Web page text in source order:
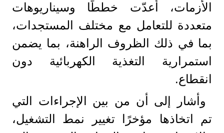
الأزمات، أعدّت خططًا وسيناريوهات
متعددة للتعامل مع مختلف المستجدات،
بما في ذلك الظروف الراهنة، بما يضمن
استمرارية التغذية الكهربائية دون
انقطاع.
وأشار إلى أن من بين الإجراءات التي
تم اتخاذها مؤخرًا تغيير نمط التشغيل،